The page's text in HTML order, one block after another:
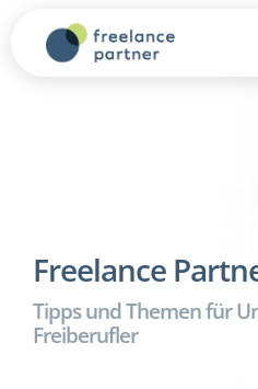
Freelance
Tipps und Themen für
Freiberufler